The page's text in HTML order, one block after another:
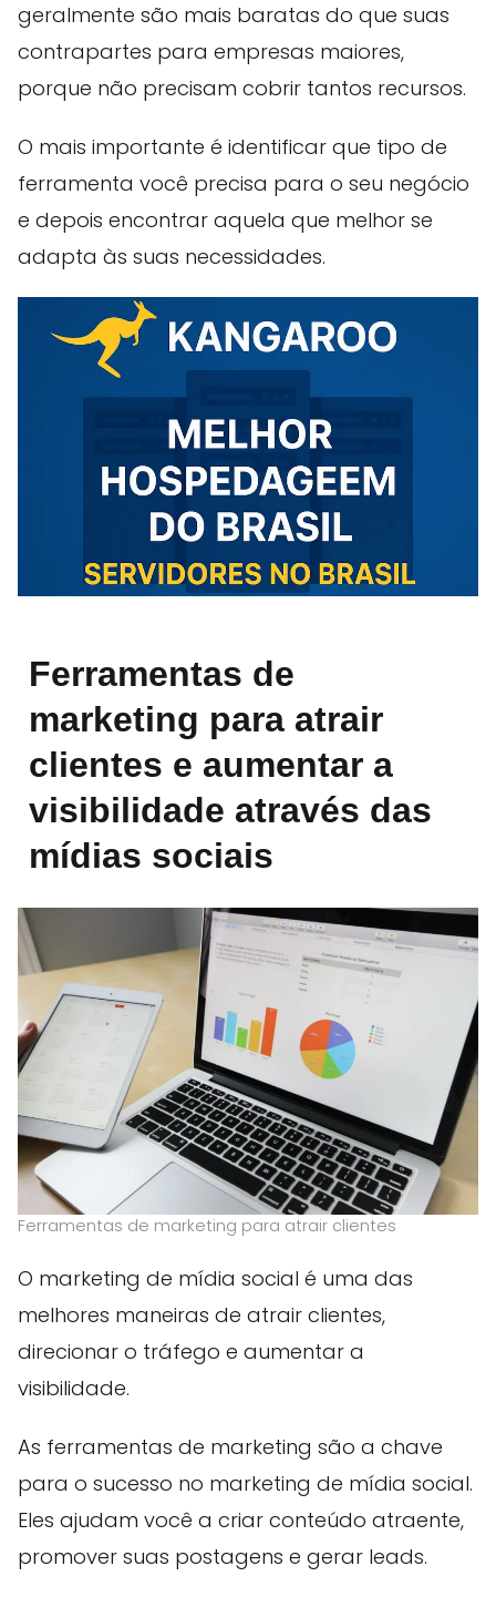
geralmente são mais baratas do que suas
contrapartes para empresas maiores,
porque não precisam cobrir tantos recursos.
O mais importante é identificar que tipo de
ferramenta você precisa para o seu negócio
e depois encontrar aquela que melhor se
adapta às suas necessidades.
Ferramentas de
marketing para atrair
clientes e aumentar a
visibilidade através das
mídias sociais
Ferramentas de marketing para atrair clientes
O marketing de mídia social é uma das
melhores maneiras de atrair clientes,
direcionar o tráfego e aumentar a
visibilidade.
As ferramentas de marketing são a chave
para o sucesso no marketing de mídia social.
Eles ajudam você a criar conteúdo atraente,
promover suas postagens e gerar leads.